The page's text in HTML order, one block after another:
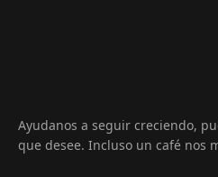
Ayudanos a seguir creciendo,
que desee. Incluso un café nos